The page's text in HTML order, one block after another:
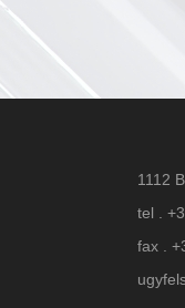
1112
tel .
fax .